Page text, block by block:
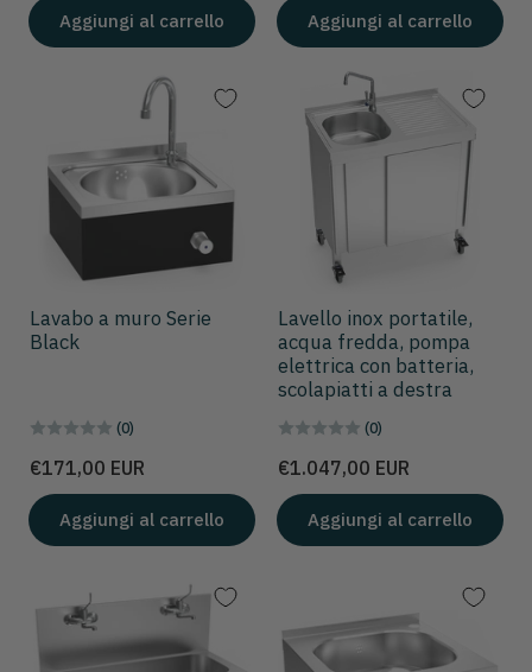
Aggiungi al carrello Aggiungi al carrello
Lavabo a muro Serie
Black
(0)
Prezzo
€171,00 EUR
Aggiungi al carrello
Lavello inox portatile,
acqua fredda, pompa
elettrica con batteria,
scolapiatti a destra
(0)
Prezzo
€1.047,00 EUR
Aggiungi al carrello